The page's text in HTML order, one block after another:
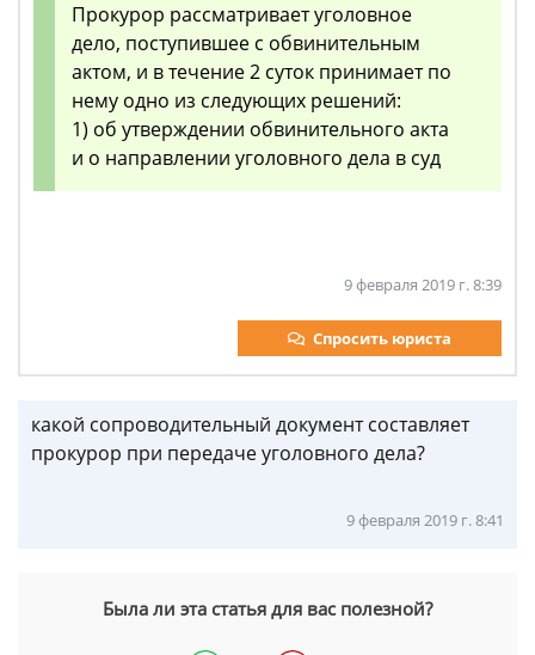
Прокурор рассматривает уголовное
дело, поступившее с обвинительным
актом, и в течение 2 суток принимает по
нему одно из следующих решений:
1) об утверждении обвинительного акта
и о направлении уголовного дела в суд
9 февраля 2019 г. 8:39
Спросить юриста
какой сопроводительный документ составляет
прокурор при передаче уголовного дела?
9 февраля 2019 г. 8:41
Была ли эта статья для вас полезной?